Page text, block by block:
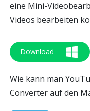
eine Mini-
Videos bearbeiten
Download
Wie kann man
Converter auf den